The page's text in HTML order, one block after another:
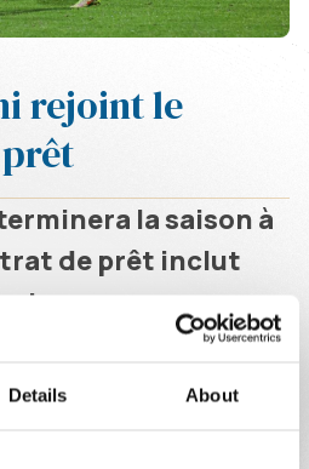
Details About
rejoint le
la saison à
de prêt inclut